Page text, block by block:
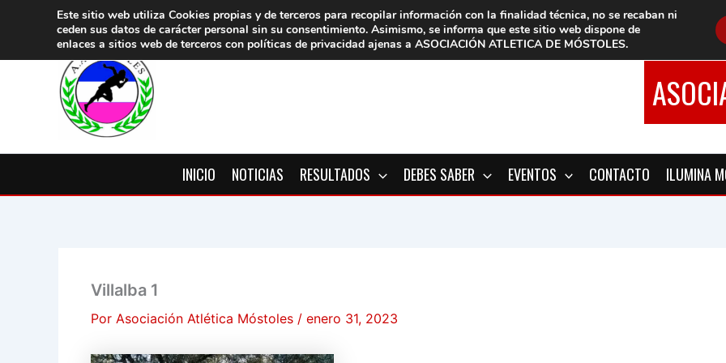
contenido
INICIO NOTICIAS RESULTADOS DEBES SABER EVENTOS CONTACTO ILUMINA
Villalba 1
Por Asociación Atlética Móstoles / enero 31, 2023
Este sitio web utiliza Cookies propias y de terceros para recopilar información con la finalidad técnica, no se recaban ni
ceden sus datos de carácter personal sin su consentimiento. Asimismo, se informa que este sitio web dispone de
enlaces a sitios web de terceros con políticas de privacidad ajenas a ASOCIACIÓN ATLETICA DE MÓSTOLES.